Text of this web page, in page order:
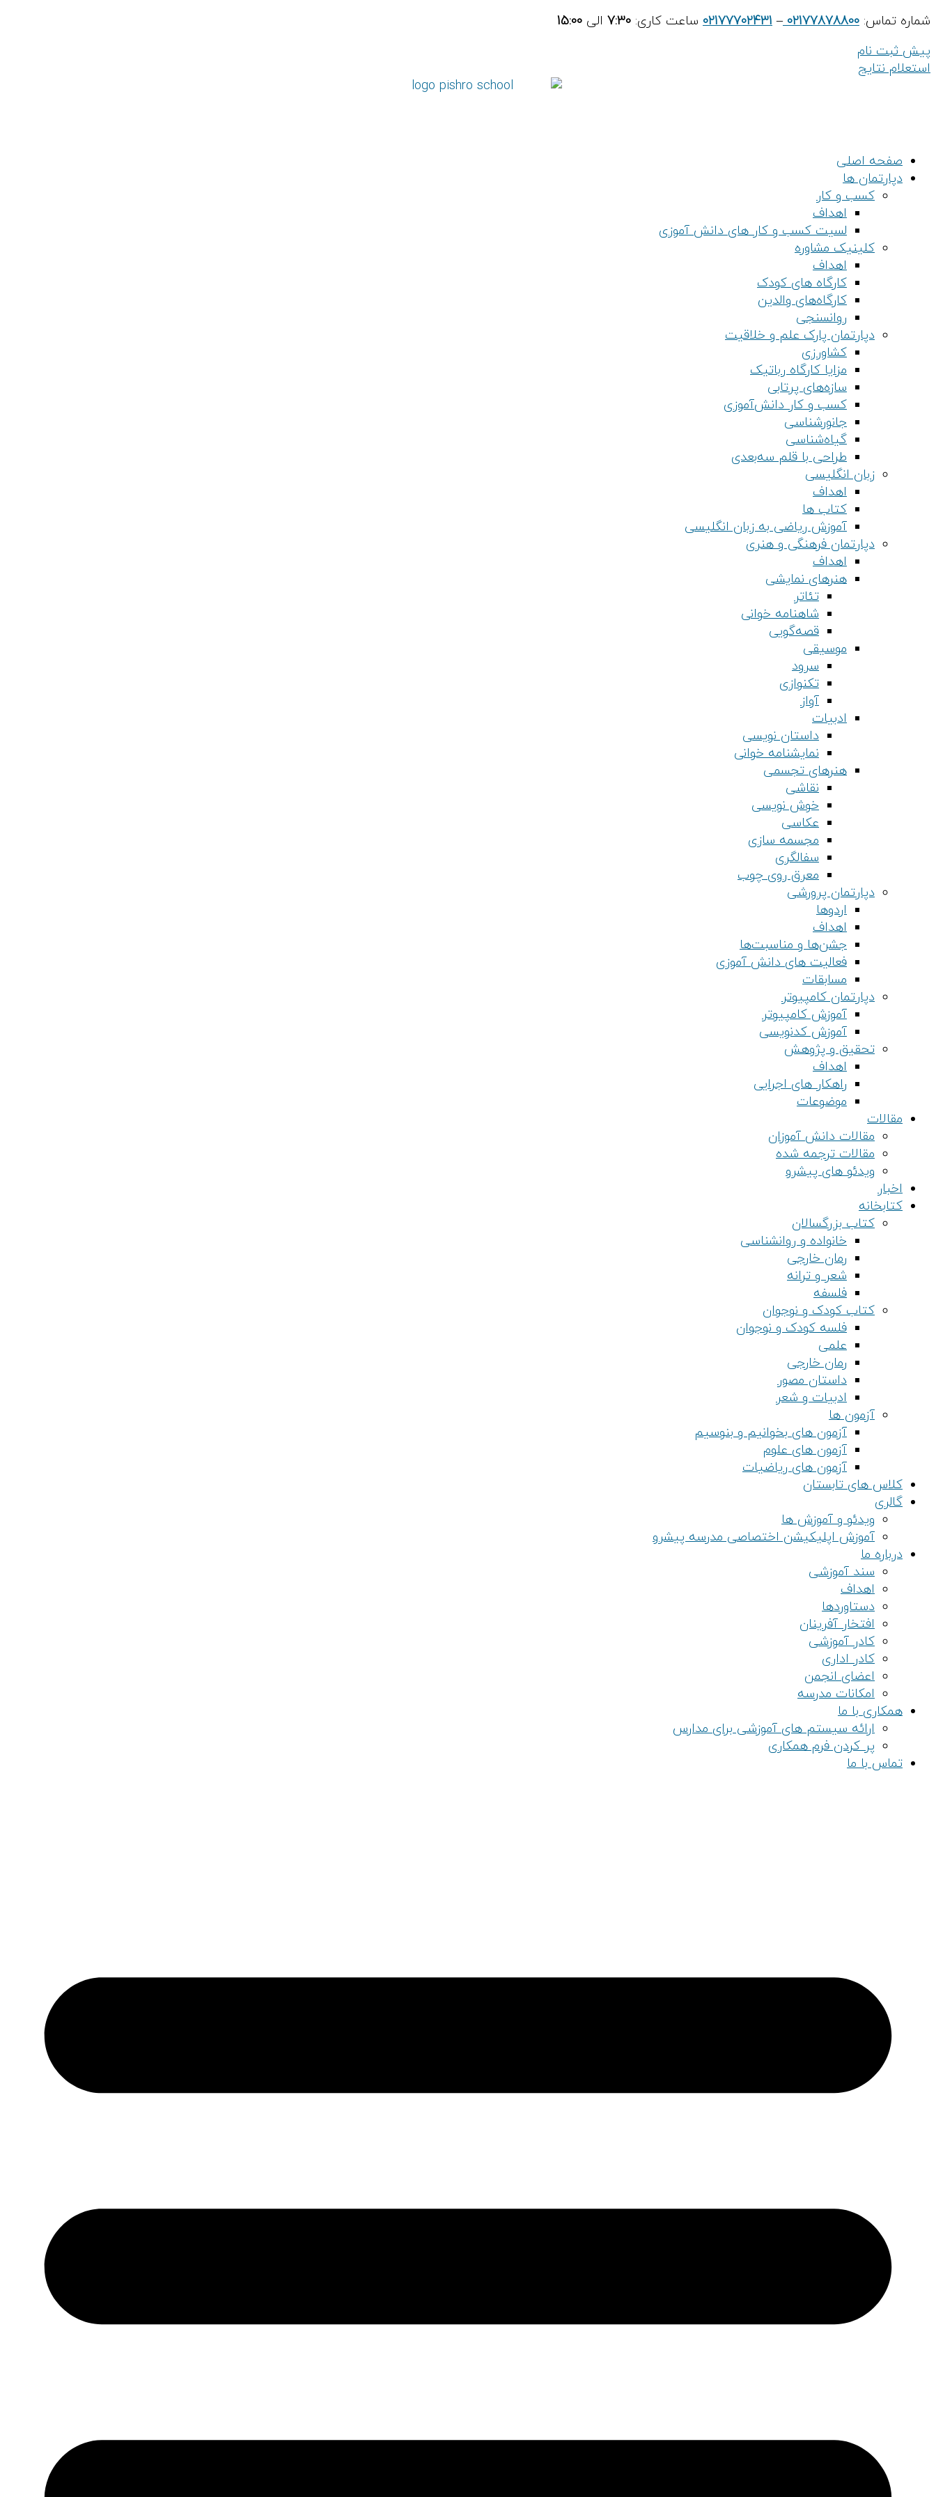
پرش
محتوا
شماره تماس: 02177878800
–
02177702431 ساعت کاری: 7:30 الی 15:00
پیش ثبت نام
استعلام نتایج
صفحه اصلی
دپارتمان ها
کسب و کار
اهداف
لسیت کسب و کار های دانش آموزی
کلینیک مشاوره
اهداف
کارگاه های کودک
کارگاه‌های والدین
روانسنجی
دپارتمان پارک علم و خلاقیت
کشاورزی
مزایا کارگاه رباتیک
سازه‌های پرتابی
کسب و کار دانش‌آموزی
جانورشناسی
گیاه‌شناسی
طراحی با قلم سه‌بعدی
زبان انگلیسی
اهداف
کتاب ها
آموزش ریاضی به زبان انگلیسی
دپارتمان فرهنگی و هنری
اهداف
هنرهای نمایشی
تئاتر
شاهنامه خوانی
قصه‌گویی
موسیقی
سرود
تکنوازی
آواز
ادبیات
داستان نویسی
نمایشنامه خوانی
هنرهای تجسمی
نقاشی
خوش نویسی
عکاسی
مجسمه سازی
سفالگری
معرق روی چوب
دپارتمان پرورشی
اردوها
اهداف
جشن‌ها و مناسبت‌ها
فعالیت های دانش آموزی
مسابقات
دپارتمان کامپیوتر
آموزش کامپیوتر
آموزش کدنویسی
تحقیق و پژوهش
اهداف
راهکار های اجرایی
موضوعات
مقالات
مقالات دانش آموزان
مقالات ترجمه شده
ویدئو های پیشرو
اخبار
کتابخانه
کتاب بزرگسالان
خانواده و روانشناسی
رمان خارجی
شعر و ترانه
فلسفه
کتاب کودک و نوجوان
فلسه کودک و نوجوان
علمی
رمان خارجی
داستان مصور
ادبیات و شعر
آزمون ها
آزمون های بخوانیم و بنوسیم
آزمون های علوم
آزمون های ریاضیات
کلاس های تابستان
گالری
ویدئو و آموزش ها
آموزش اپلیکیشن اختصاصی مدرسه پیشرو
درباره ما
سند آموزشی
اهداف
دستاوردها
افتخار آفرینان
کادر آموزشی
کادر اداری
اعضای انجمن
امکانات مدرسه
همکاری با ما
ارائه سیستم های آموزشی برای مدارس
پر کردن فرم همکاری
تماس با ما